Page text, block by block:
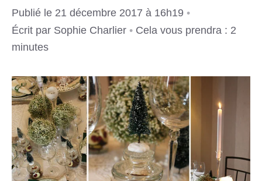
Publié le 21 décembre 2017 à 16h19 •
Écrit par Sophie Charlier • Cela vous prendra : 2
minutes